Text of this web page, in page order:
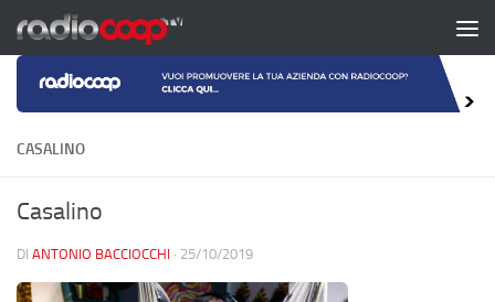
Salta al contenuto
CASALINO
Casalino
DI ANTONIO BACCIOCCHI · 25/10/2019